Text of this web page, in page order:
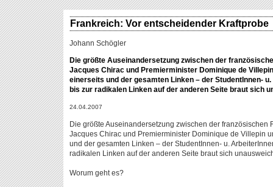
Frankreich: Vor entscheidender Kraftprobe
Johann Schögler
Die größte Auseinandersetzung zwischen der
Jacques Chirac und Premierminister Dominique de
einerseits und der gesamten Linken – der StudentInnen-
bis zur radikalen Linken auf der anderen Seite braut sich
24.04.2007
Die größte Auseinandersetzung zwischen der französischen
Jacques Chirac und Premierminister Dominique de Villepin
und der gesamten Linken – der StudentInnen- u.
radikalen Linken auf der anderen Seite braut sich
Worum geht es?